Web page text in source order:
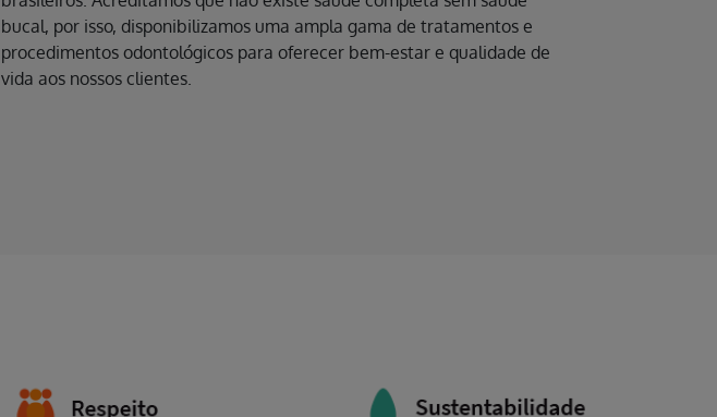
bucal, por isso, disponibilizamos uma ampla gama de tratamentos e
procedimentos odontológicos para oferecer bem-estar e qualidade de
vida aos nossos clientes.